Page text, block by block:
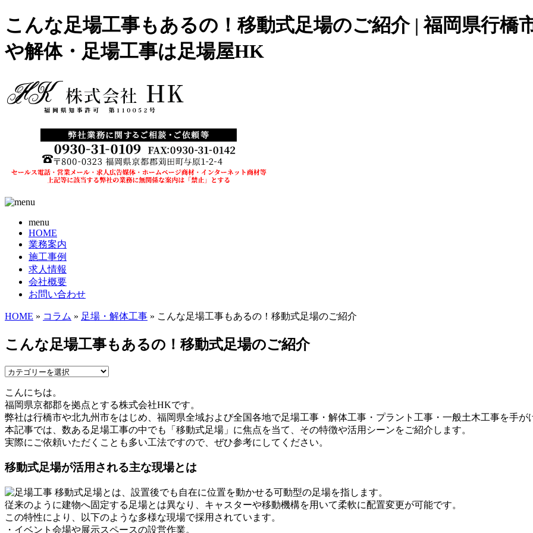
こんな足場工事もあるの！移動式足場のご紹介 | 福岡県行橋
や解体・足場工事は足場屋HK
menu
HOME
業務案内
施工事例
求人情報
会社概要
お問い合わせ
HOME » コラム » 足場・解体工事 » こんな足場工事もあるの！移動式足場のご紹介
こんな足場工事もあるの！移動式足場のご紹介
こんにちは。
福岡県京都郡を拠点とする株式会社HKです。
弊社は行橋市や北九州市をはじめ、福岡県全域および全国各地で足場工事・解体工事・プラント工事・一般土木工事を手が
本記事では、数ある足場工事の中でも「移動式足場」に焦点を当て、その特徴や活用シーンをご紹介します。
実際にご依頼いただくことも多い工法ですので、ぜひ参考にしてください。
移動式足場が活用される主な現場とは
移動式足場とは、設置後でも自在に位置を動かせる可動型の足場を指します。
従来のように建物へ固定する足場とは異なり、キャスターや移動機構を用いて柔軟に配置変更が可能です。
この特性により、以下のような多様な現場で採用されています。
・イベント会場や展示スペースの設営作業。